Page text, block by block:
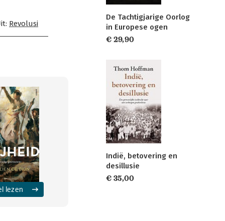
Revolusi
lezen
De Tachtigjarige Oorlog
in Europese ogen
€ 29,90
Indië, betovering en
desillusie
€ 35,00